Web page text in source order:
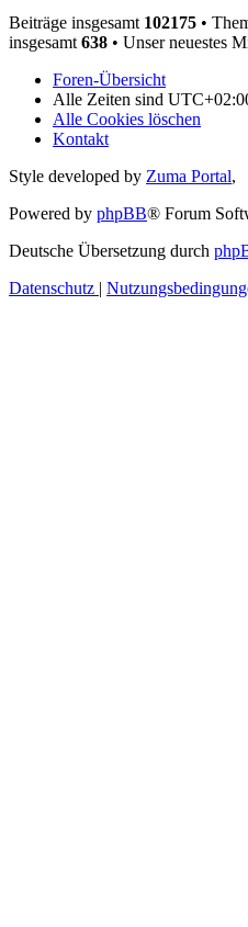
Beiträge insgesamt 102175 •
insgesamt 638 • Unser neuestes
Foren-Übersicht
Alle Zeiten sind
Alle Cookies löschen
Kontakt
Style developed by Zuma Portal,
Powered by phpBB® Forum
Deutsche Übersetzung durch
Datenschutz |